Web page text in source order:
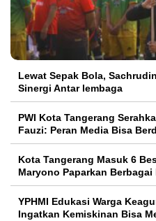
Lewat Sepak Bola,
Sinergi Antar lembaga
PWI Kota Tangerang
Fauzi: Peran Media Bisa
Kota Tangerang Masuk 6
Maryono Paparkan
YPHMI Edukasi Warga
Ingatkan Kemiskinan Bisa